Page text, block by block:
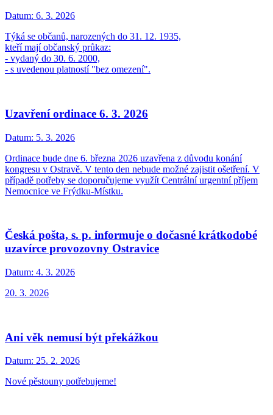
Datum: 6. 3. 2026
Týká se občanů, narozených do 31. 12. 1935,
kteří mají občanský průkaz:
- vydaný do 30. 6. 2000,
- s uvedenou platností "bez omezení".
Uzavření ordinace 6. 3. 2026
Datum: 5. 3. 2026
Ordinace bude dne 6. března 2026 uzavřena z důvodu konání
kongresu v Ostravě. V tento den nebude možné zajistit ošetření. V
případě potřeby se doporučujeme využít Centrální urgentní příjem
Nemocnice ve Frýdku-Místku.
Česká pošta, s. p. informuje o dočasné krátkodobé
uzavírce provozovny Ostravice
Datum: 4. 3. 2026
20. 3. 2026
Ani věk nemusí být překážkou
Datum: 25. 2. 2026
Nové pěstouny potřebujeme!